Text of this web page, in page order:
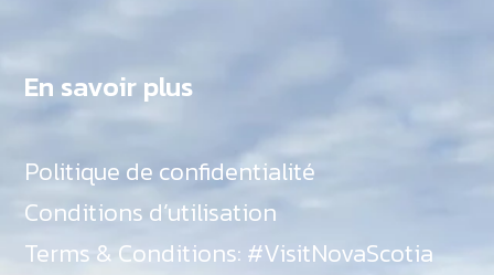
En savoir plus
Politique de confidentialité
Conditions d’utilisation
Terms & Conditions: #VisitNovaScotia